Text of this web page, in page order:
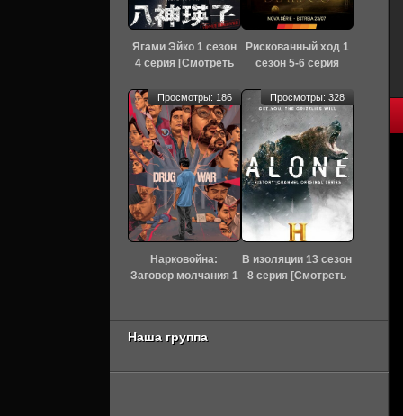
Ягами Эйко 1 сезон
4 серия [Смотреть
Рискованный ход 1
сезон 5-6 серия
Нарковойна:
Заговор молчания 1
Просмотры: 186
В изоляции 13 сезон
8 серия [Смотреть
Просмотры: 328
Наша группа